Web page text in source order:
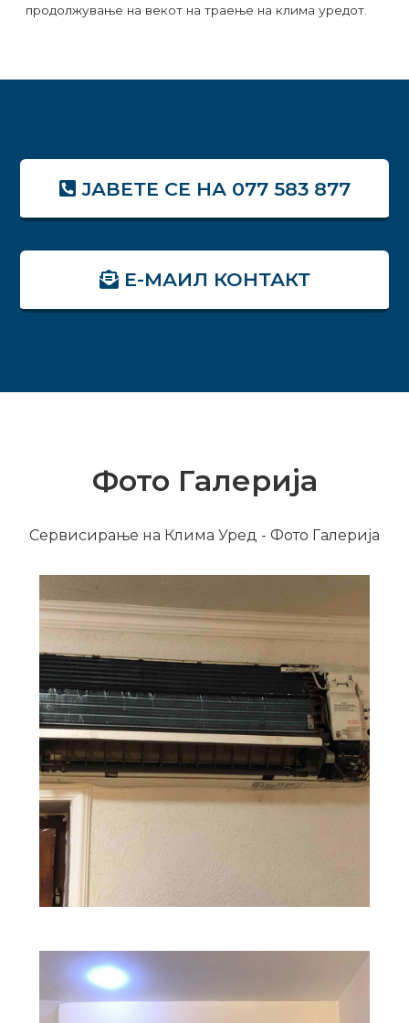
продолжување на векот на траење на клима уредот.
ЈАВЕТЕ СЕ НА 077 583 877
Е-МАИЛ КОНТАКТ
Фото Галерија
Сервисирање на Клима Уред - Фото Галерија